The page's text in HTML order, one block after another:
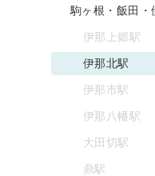
駒ヶ根・飯田・
伊那上郷駅
伊那北駅
伊那市駅
伊那八幡駅
大田切駅
鼎駅